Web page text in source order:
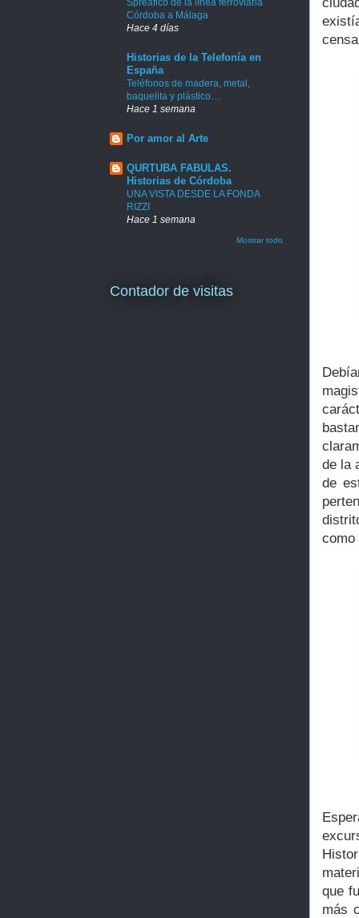
de la
de
como
que
más
Córdoba a Málaga
Hace 4 días
Historias de la Telefonía en
España
Teléfonos de madera, metal,
baquelita y plástico…
Hace 1 semana
Por amor al Arte
QURTUBA FABULAS.
Historias de Córdoba
UNA VISTA DESDE LA FONDA
RIZZI
Hace 1 semana
Mostrar todo
Contador de visitas